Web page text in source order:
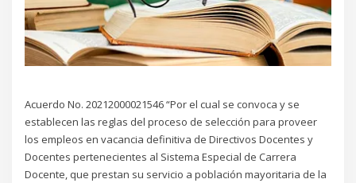
Acuerdo No. 20212000021546 “Por el cual se convoca y se
establecen las reglas del proceso de selección para proveer
los empleos en vacancia definitiva de Directivos Docentes y
Docentes pertenecientes al Sistema Especial de Carrera
Docente, que prestan su servicio a población mayoritaria de la